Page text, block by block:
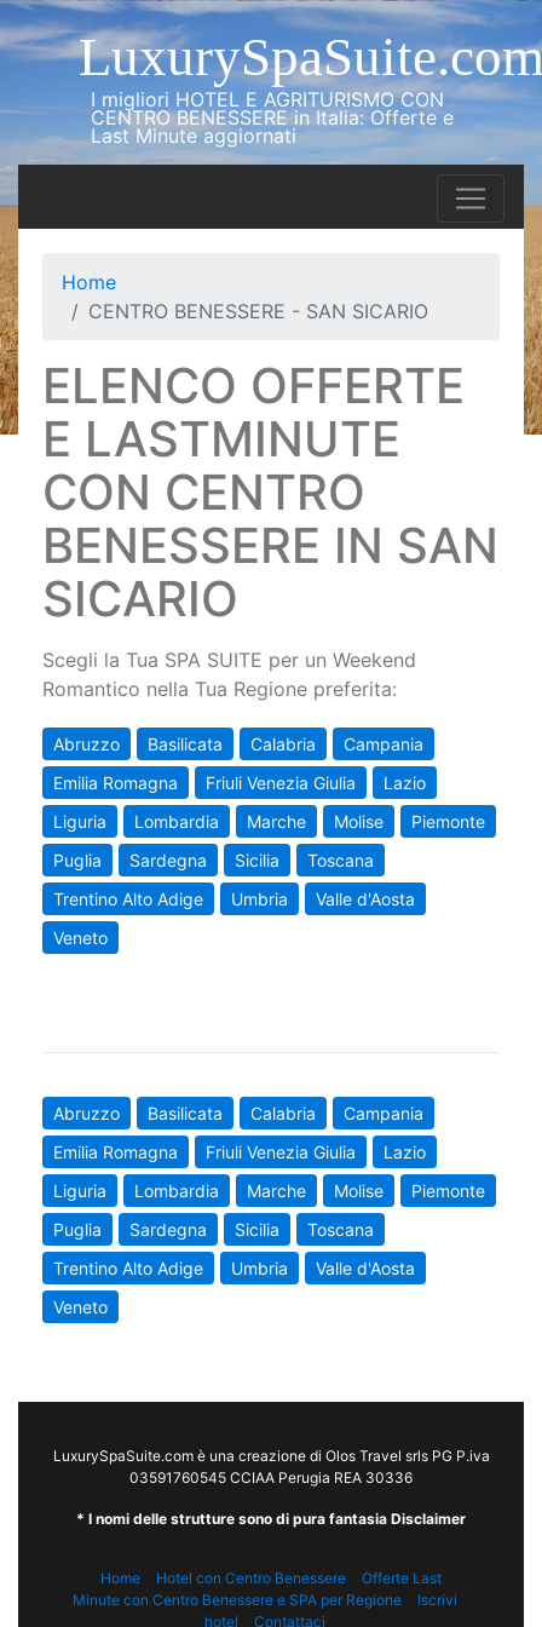
I migliori HOTEL E AGRITURISMO CON
CENTRO BENESSERE in Italia: Offerte e
Last Minute aggiornati
Home
CENTRO BENESSERE - SAN SICARIO
ELENCO OFFERTE
E LASTMINUTE
CON CENTRO
BENESSERE IN SAN
SICARIO
Scegli la Tua SPA SUITE per un Weekend
Romantico nella Tua Regione preferita:
Abruzzo Basilicata Calabria
Campania
Emilia Romagna
Friuli Venezia Giulia
Lazio
Liguria
Lombardia Marche Molise
Piemonte
Puglia
Sardegna Sicilia
Toscana
Trentino Alto Adige
Umbria
Valle d'Aosta
Veneto
Abruzzo Basilicata Calabria
Campania
Emilia Romagna
Friuli Venezia Giulia
Lazio
Liguria
Lombardia Marche Molise
Piemonte
Puglia
Sardegna Sicilia
Toscana
Trentino Alto Adige
Umbria
Valle d'Aosta
Veneto
LuxurySpaSuite.com è una creazione di Olos Travel srls PG P.iva
03591760545 CCIAA Perugia REA 30336
* I nomi delle strutture sono di pura fantasia Disclaimer
Home Hotel con Centro Benessere
Offerte Last
Minute con Centro Benessere e SPA per Regione
Iscrivi
hotel
Contattaci